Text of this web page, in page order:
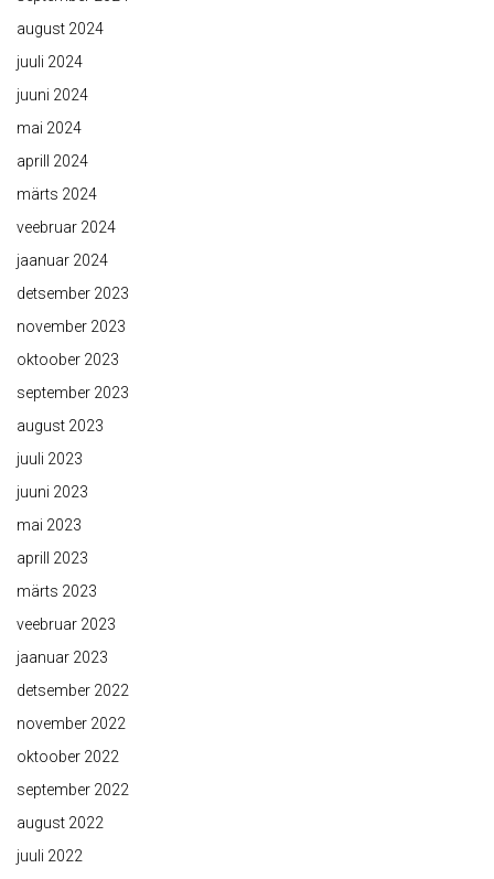
august 2024
juuli 2024
juuni 2024
mai 2024
aprill 2024
märts 2024
veebruar 2024
jaanuar 2024
detsember 2023
november 2023
oktoober 2023
september 2023
august 2023
juuli 2023
juuni 2023
mai 2023
aprill 2023
märts 2023
veebruar 2023
jaanuar 2023
detsember 2022
november 2022
oktoober 2022
september 2022
august 2022
juuli 2022